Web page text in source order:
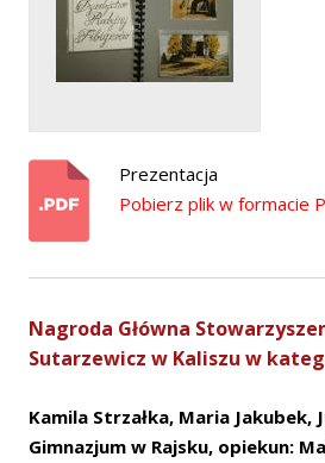
Prezentacja
Pobierz plik w formacie
Nagroda Główna
Sutarzewicz w Kaliszu w
Kamila Strzałka, Maria Jakubek,
Gimnazjum w Rajsku, opiekun: